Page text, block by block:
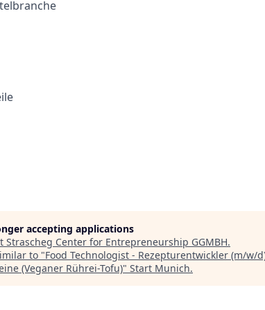
accepting applications
Strascheg Center for Entrepreneurship GGMBH.
to "Food Technologist - Rezepturentwickler (m/w/
(Veganer Rührei-Tofu)" Start Munich.